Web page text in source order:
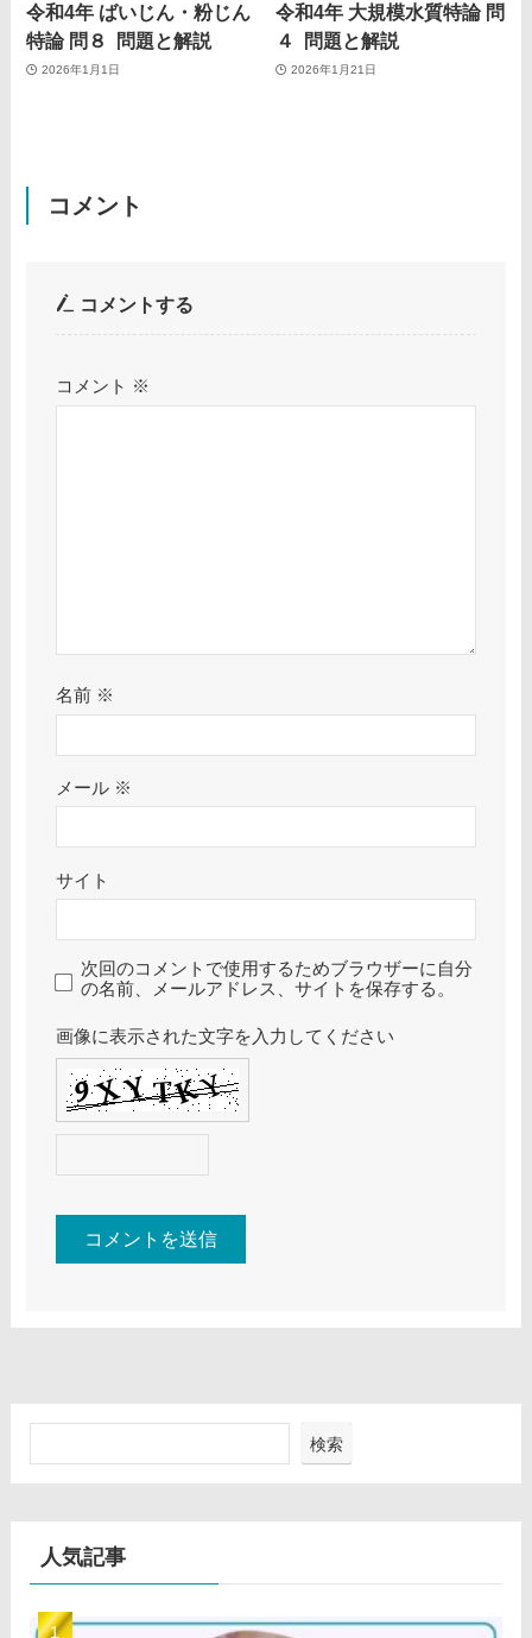
令和4年 ばいじん・粉じん
特論 問８ 問題と解説
2026年1月1日
令和4年 大規模水質特論 問
４ 問題と解説
2026年1月21日
コメント
コメントする
コメント ※
名前 ※
メール ※
サイト
次回のコメントで使用するためブラウザーに自分
の名前、メールアドレス、サイトを保存する。
画像に表示された文字を入力してください
検索
人気記事